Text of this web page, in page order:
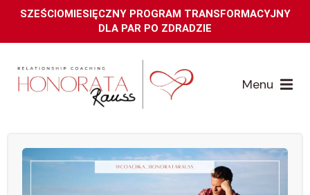
SZEŚCIOMIESIĘCZNY PROGRAM TRANSFORMACYJNY
DLA PAR PO ZDRADZIE
Menu